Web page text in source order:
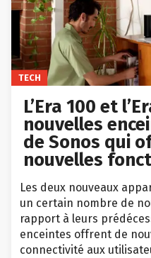
TECH
L’Era 100 et
nouvelles
de Sonos qui
nouvelles
Les deux nouveaux
un certain nombre de
rapport à leurs
enceintes offrent de
connectivité aux